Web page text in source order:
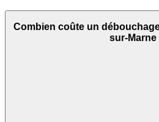
Combien coûte un
sur-Marne